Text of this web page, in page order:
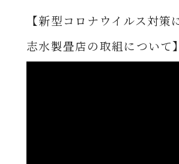
【新型コロナウイルス対策
志水製畳店の取組について】